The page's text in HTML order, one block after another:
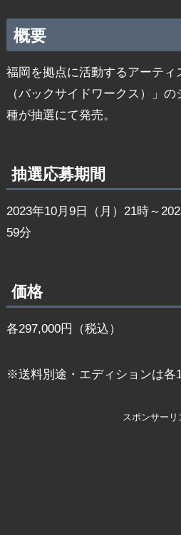
概要
福岡を拠点に活動するアーテ
（バックサイドワークス）」
種が抽選にて発売。
抽選応募期間
2023年10月9日（月）21時～
59分
価格
各297,000円（税込）
※送料別途・エディションは各
スポンサーリ